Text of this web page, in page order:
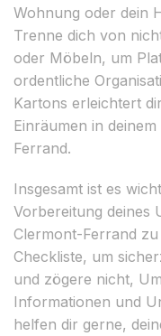
Wohnung oder dein
Trenne dich von
oder Möbeln, um
ordentliche
Kartons erleichtert
Einräumen in
Ferrand.
Insgesamt ist es
Vorbereitung deines
Clermont-Ferrand
Checkliste, um
und zögere nicht,
Informationen und
helfen dir gerne,